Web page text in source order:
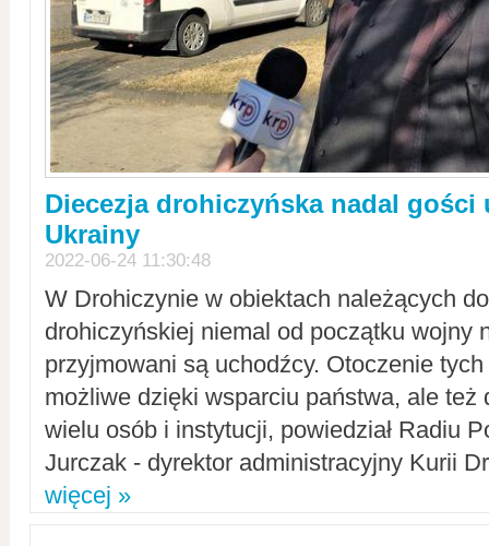
Diecezja drohiczyńska nadal gości
Ukrainy
2022-06-24 11:30:48
W Drohiczynie w obiektach należących
drohiczyńskiej niemal od początku wojny
przyjmowani są uchodźcy. Otoczenie
możliwe dzięki wsparciu państwa, ale też
wielu osób i instytucji, powiedział Radiu
Jurczak - dyrektor administracyjny Kurii
więcej »